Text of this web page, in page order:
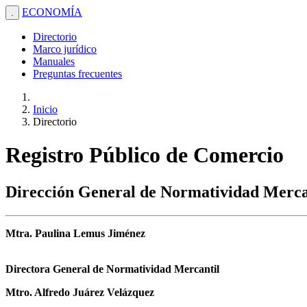
. ECONOMÍA
Directorio
Marco jurídico
Manuales
Preguntas frecuentes
Inicio
Directorio
Registro Público de Comercio
Dirección General de Normatividad
Mtra. Paulina Lemus Jiménez
Directora General de Normatividad Mercantil
Mtro. Alfredo Juárez Velázquez